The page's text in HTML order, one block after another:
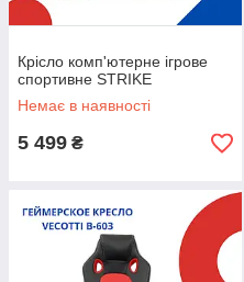
Крісло комп'ютерне ігрове
спортивне STRIKE
Немає в наявності
5 499 ₴